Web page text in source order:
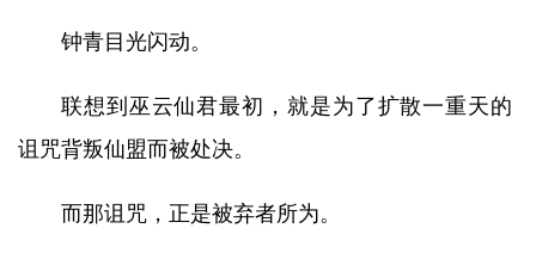
钟青目光闪动。
联想到巫云仙君最初，就是为了扩散一重天的
诅咒背叛仙盟而被处决。
而那诅咒，正是被弃者所为。